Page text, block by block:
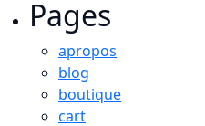
Pages
apropos
blog
boutique
cart